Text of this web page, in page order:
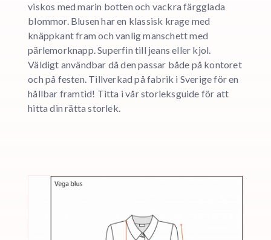
viskos med marin botten och vackra färgglada
blommor. Blusen har en klassisk krage med
knäppkant fram och vanlig manschett med
pärlemorknapp. Superfin till jeans eller kjol.
Väldigt användbar då den passar både på kontoret
och på festen. Tillverkad på fabrik i Sverige för en
hållbar framtid! Titta i vår storleksguide för att
hitta din rätta storlek.